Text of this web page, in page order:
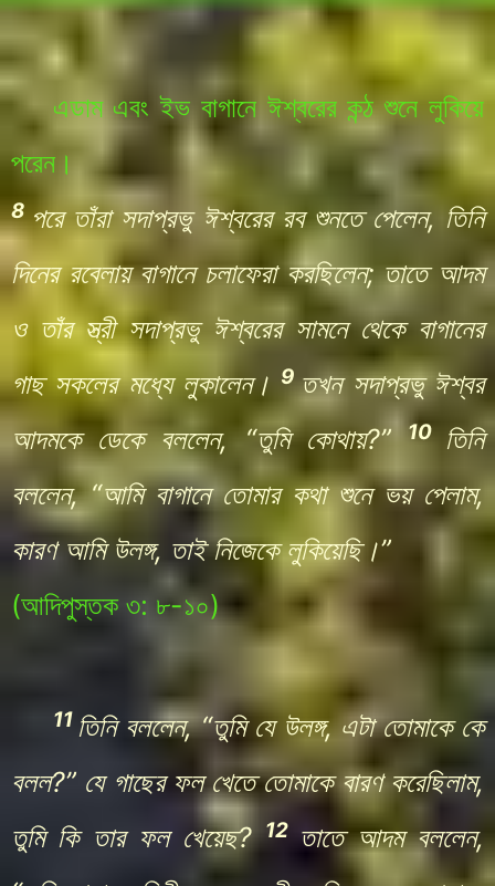
এডাম এবং ইভ বাগানে ঈশ্বরের কন্ঠ শুনে লুকিয়ে
পরেন।
8পরে তাঁরা সদাপ্রভু ঈশ্বরের রব শুনতে পেলেন, তিনি
দিনের রবেলায় বাগানে চলাফেরা করছিলেন; তাতে আদম
ও তাঁর স্ত্রী সদাপ্রভু ঈশ্বরের সামনে থেকে বাগানের
গাছ সকলের মধ্যে লুকালেন। 9 তখন সদাপ্রভু ঈশ্বর
আদমকে ডেকে বললেন, “তুমি কোথায়?”
10 তিনি
বললেন, “আমি বাগানে তোমার কথা শুনে ভয় পেলাম,
কারণ আমি উলঙ্গ, তাই নিজেকে লুকিয়েছি।”
(আদিপুস্তক ৩: ৮-১০)
11 তিনি বললেন, “তুমি যে উলঙ্গ, এটা তোমাকে কে
বলল?” যে গাছের ফল খেতে তোমাকে বারণ করেছিলাম,
তুমি কি তার ফল খেয়েছ?12 তাতে আদম বললেন,